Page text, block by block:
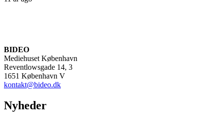
BIDEO
Mediehuset København
Reventlowsgade 14, 3
1651 København V
kontakt@bideo.dk
Nyheder